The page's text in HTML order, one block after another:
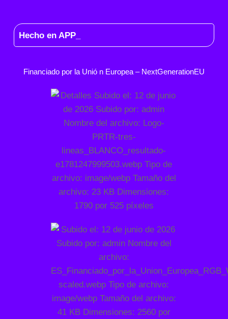
Hecho en APP_
Financiado por la Unió n Europea – NextGenerationEU